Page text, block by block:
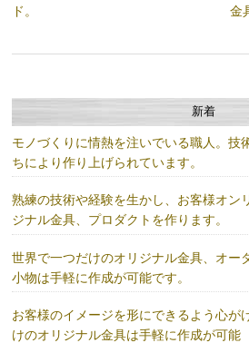
ド。
金
新着
モノづくりに情熱を注いでいる職人。技
ちにより作り上げられています。
熟練の技術や経験を生かし、お客様オン
ジナル金具、プロダクトを作ります。
世界で一つだけのオリジナル金具、オー
小物は手軽に作成が可能です。
お客様のイメージを形にできるよう心が
けのオリジナル金具は手軽に作成が可能